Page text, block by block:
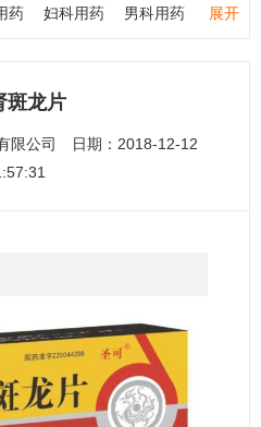
展开
药 妇科用药 男科用药
精神心理疾病
疾病
斑龙片
限公司
日期：2018-12-12